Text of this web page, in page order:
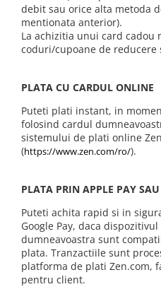
Pantaloni first layer barbati
Pantaloni scurti barbati
Parazapezi barbati
Incaltaminte barbati
Ghete barbati
Pantofi barbati
Pantaloni scurti femei
Tricouri & Maiouri femei
Incaltaminte femei
Pantofi femei
Lanterne
Lonje & Anouri
Magneziu & Accesorii
Saltele bouldering
Scripeti
Pantofi alergare
Pantofi trail running
Autoaparare
Imbracaminte drumetie
Bandane & Neck tubes
Bluze mid layer
Geci drumetie
Lenjerie
Manusi
Pantaloni drumetie
Pantaloni drumetie first layer
Pantaloni scurti drumetie
Parazapezi
Pelerine de ploaie
Sepci & Vizoare
Lenjerie
Manusi
Pantaloni
Parazapezi
Tricouri
Veste
Incaltaminte iarna
Ghete iarna
Tricouri & Maiouri lifestyle
Veste lifestyle
Incaltaminte lifestyle
Pantofi lifestyle
Pinguin
Scarpa
Stanley
Teva
Trimm
Turbat
Viking
Zamberlan
debit sau orice alta metoda
mentionata anterior).
La achizitia unui card cadou
coduri/cupoane de reducere
PLATA CU CARDUL ONLINE
Puteti plati instant, in
folosind cardul
sistemului de plati online
(https://www.zen.com/ro/).
PLATA PRIN APPLE PAY
Puteti achita rapid si in
Google Pay, daca
dumneavoastra sunt
plata. Tranzactiile sunt
platforma de plati Zen.com,
pentru client.